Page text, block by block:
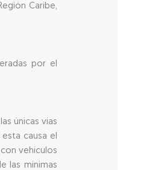
Caribe,
por el
únicas vías
causa el
vehículos
las mínimas